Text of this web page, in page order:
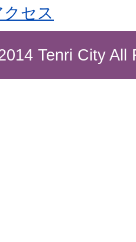
セス
Tenri City All